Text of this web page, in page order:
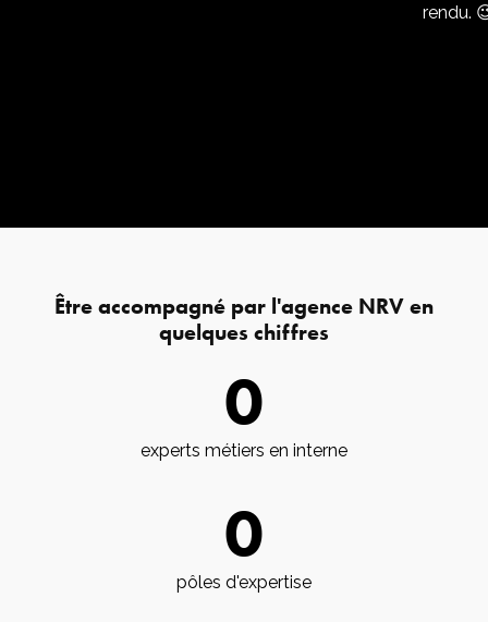
rendu.
Être accompagné par l'agence NRV en
quelques chiffres
0
experts métiers en interne
0
pôles d'expertise